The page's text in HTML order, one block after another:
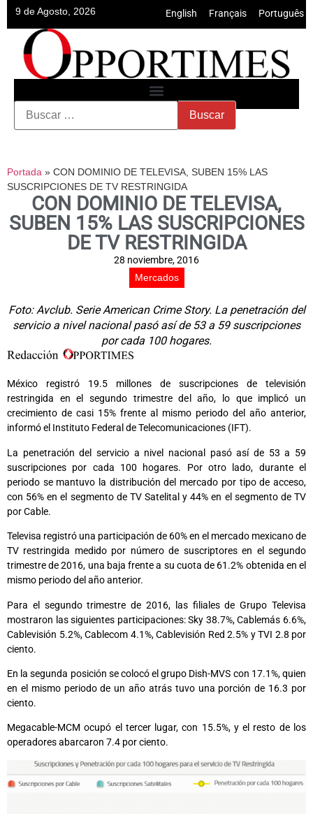
9 de Agosto, 2026 English Français Português
Portada » CON DOMINIO DE TELEVISA, SUBEN 15% LAS
SUSCRIPCIONES DE TV RESTRINGIDA
CON DOMINIO DE TELEVISA,
SUBEN 15% LAS SUSCRIPCIONES
DE TV RESTRINGIDA
28 noviembre, 2016
Mercados
Foto: Avclub. Serie American Crime Story. La penetración del
servicio a nivel nacional pasó así de 53 a 59 suscripciones
por cada 100 hogares.
México registró 19.5 millones de suscripciones de televisión
restringida en el segundo trimestre del año, lo que implicó un
crecimiento de casi 15% frente al mismo periodo del año anterior,
informó el Instituto Federal de Telecomunicaciones (IFT).
La penetración del servicio a nivel nacional pasó así de 53 a 59
suscripciones por cada 100 hogares. Por otro lado, durante el
periodo se mantuvo la distribución del mercado por tipo de acceso,
con 56% en el segmento de TV Satelital y 44% en el segmento de TV
por Cable.
Televisa registró una participación de 60% en el mercado mexicano de
TV restringida medido por número de suscriptores en el segundo
trimestre de 2016, una baja frente a su cuota de 61.2% obtenida en el
mismo periodo del año anterior.
Para el segundo trimestre de 2016, las filiales de Grupo Televisa
mostraron las siguientes participaciones: Sky 38.7%, Cablemás 6.6%,
Cablevisión 5.2%, Cablecom 4.1%, Cablevisión Red 2.5% y TVI 2.8 por
ciento.
En la segunda posición se colocó el grupo Dish-MVS con 17.1%, quien
en el mismo periodo de un año atrás tuvo una porción de 16.3 por
ciento.
Megacable-MCM ocupó el tercer lugar, con 15.5%, y el resto de los
operadores abarcaron 7.4 por ciento.